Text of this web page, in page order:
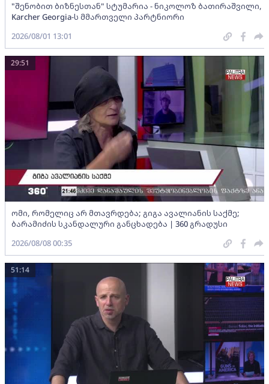
"შენობით ბიზნესთან" სტუმარია - ნიკოლოზ ბათირაშვილი,
Karcher Georgia-ს მმართველი პარტნიორი
2026/08/01 13:01
ომი, რომელიც არ მთავრდება; გიგა ავალიანის საქმე;
ბარამიძის სკანდალური განცხადება | 360 გრადუსი
29:51
2026/08/08 00:35
51:14